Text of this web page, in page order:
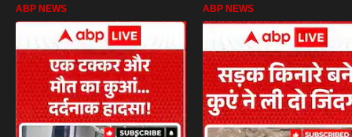
ABP NEWS ABP NEWS